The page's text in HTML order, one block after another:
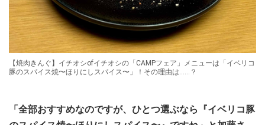
【焼肉きんぐ】イチオシofイチオシの「CAMPフェア」メニューは「イベリコ
豚のスパイス焼〜ほりにしスパイス〜」！その理由は……？
「全部おすすめなのですが、ひとつ選ぶなら『イベリコ豚